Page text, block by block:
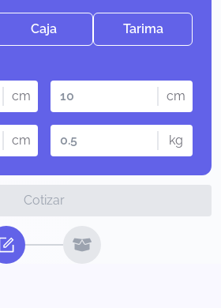
Caja Tarima
cm cm
cm kg
Cotizar